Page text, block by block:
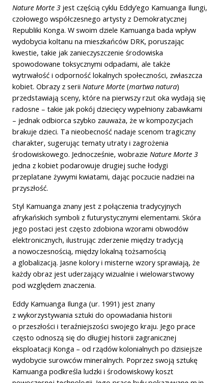
Nature Morte 3jest częścią cyklu Eddy’ego Kamuanga Ilungi,
czołowego współczesnego artysty z Demokratycznej
Republiki Konga. W swoim dziele Kamuanga bada wpływ
wydobycia koltanu na mieszkańców DRK, poruszając
kwestie, takie jak zanieczyszczenie środowiska
spowodowane toksycznymi odpadami, ale także
wytrwałość i odporność lokalnych społeczności, zwłaszcza
kobiet. Obrazy z serii Nature Morte(martwa natura)
przedstawiają sceny, które na pierwszy rzut oka wydają się
radosne – takie jak pokój dziecięcy wypełniony zabawkami
– jednak odbiorca szybko zauważa, że w kompozycjach
brakuje dzieci. Ta nieobecność nadaje scenom tragiczny
charakter, sugerując tematy utraty i zagrożenia
środowiskowego. Jednocześnie, wobrazie Nature Morte 3
jedna z kobiet podarowuje drugiej suche łodygi
przeplatane żywymi kwiatami, dając poczucie nadziei na
przyszłość.
Styl Kamuanga znany jest z połączenia tradycyjnych
afrykańskich symboli z futurystycznymi elementami. Skóra
jego postaci jest często zdobiona wzorami obwodów
elektronicznych, ilustrując zderzenie między tradycją
a nowoczesnością, między lokalną tożsamością
a globalizacją. Jasne kolory i misterne wzory sprawiają, że
każdy obraz jest uderzający wizualnie i wielowarstwowy
pod względem znaczenia.
Eddy Kamuanga Ilunga (ur. 1991) jest znany
z wykorzystywania sztuki do opowiadania historii
o przeszłości i teraźniejszości swojego kraju. Jego prace
często odnoszą się do długiej historii zagranicznej
eksploatacji Konga – od rządów kolonialnych po dzisiejsze
wydobycie surowców mineralnych. Poprzez swoją sztukę
Kamuanga podkreśla ludzki i środowiskowy koszt